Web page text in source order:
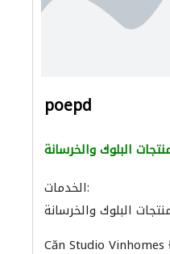
poepd
البلوك والخرسانة
الخدمات:
البلوك والخرسانة
Căn Studio